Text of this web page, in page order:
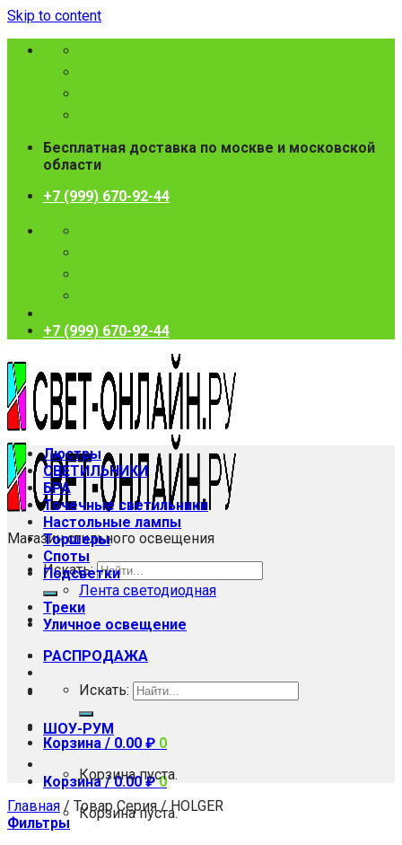
Skip to content
Бесплатная доставка по москве и московской
области
+7 (999) 670-92-44
+7 (999) 670-92-44
Магазин стильного освещения
Искать:
РАСПРОДАЖА
ШОУ-РУМ
Корзина /0.00₽ 0
Корзина пуста.
Люстры
СВЕТИЛЬНИКИ
БРА
Точечные светильники
Настольные лампы
Торшеры
Споты
Подсветки
Лента светодиодная
Треки
Уличное освещение
Искать:
Корзина / 0.00 ₽ 0
Корзина пуста.
Главная / Товар Серия/HOLGER
Фильтры